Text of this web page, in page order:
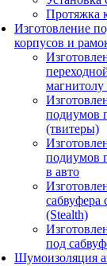
Протяжка
Изготовление
корпусов и
подиумов
(твитеры)
подиумов
в авто
сабвуфера
(Stealth)
под
Шумоизоляция